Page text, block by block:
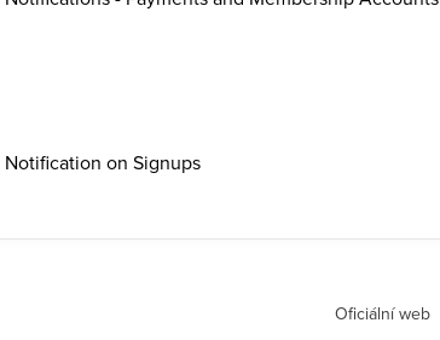
Notification on Signups
Oficiální web